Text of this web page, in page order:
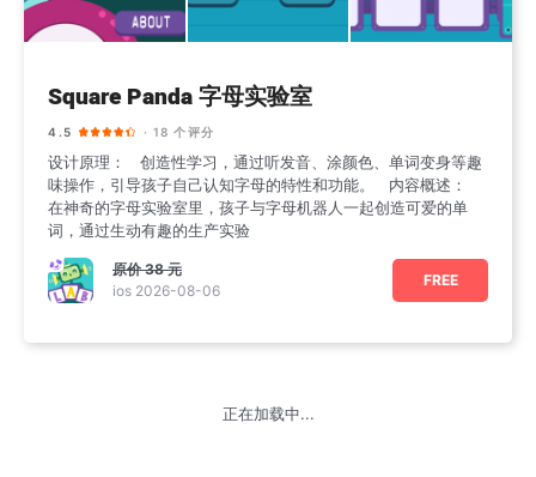
Square Panda 字母实验室
4.5 · 18 个评分
设计原理： 创造性学习，通过听发音、涂颜色、单词变身等趣
味操作，引导孩子自己认知字母的特性和功能。 内容概述：
在神奇的字母实验室里，孩子与字母机器人一起创造可爱的单
词，通过生动有趣的生产实验
原价38 元
ios 2026-08-06
FREE
正在加载中...